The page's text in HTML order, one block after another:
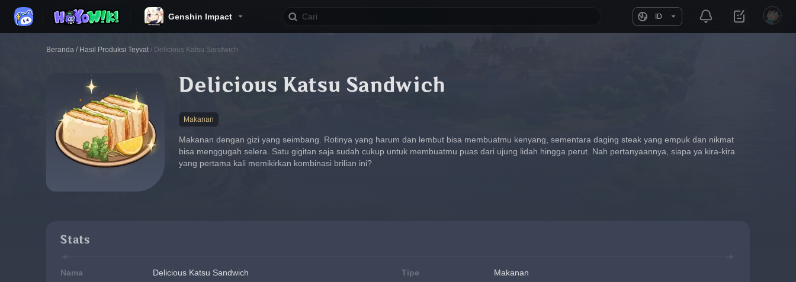
Genshin Impact ID
Beranda / Hasil Produksi Teyvat / Delicious Katsu Sandwich
Delicious Katsu Sandwich
Makanan
Makanan dengan gizi yang seimbang. Rotinya yang harum dan lembut bisa membuatmu kenyang, sementara daging steak yang empuk dan nikmat
bisa menggugah selera. Satu gigitan saja sudah cukup untuk membuatmu puas dari ujung lidah hingga perut. Nah pertanyaannya, siapa ya kira-kira
yang pertama kali memikirkan kombinasi brilian ini?
Stats
Nama Delicious Katsu Sandwich Tipe Makanan